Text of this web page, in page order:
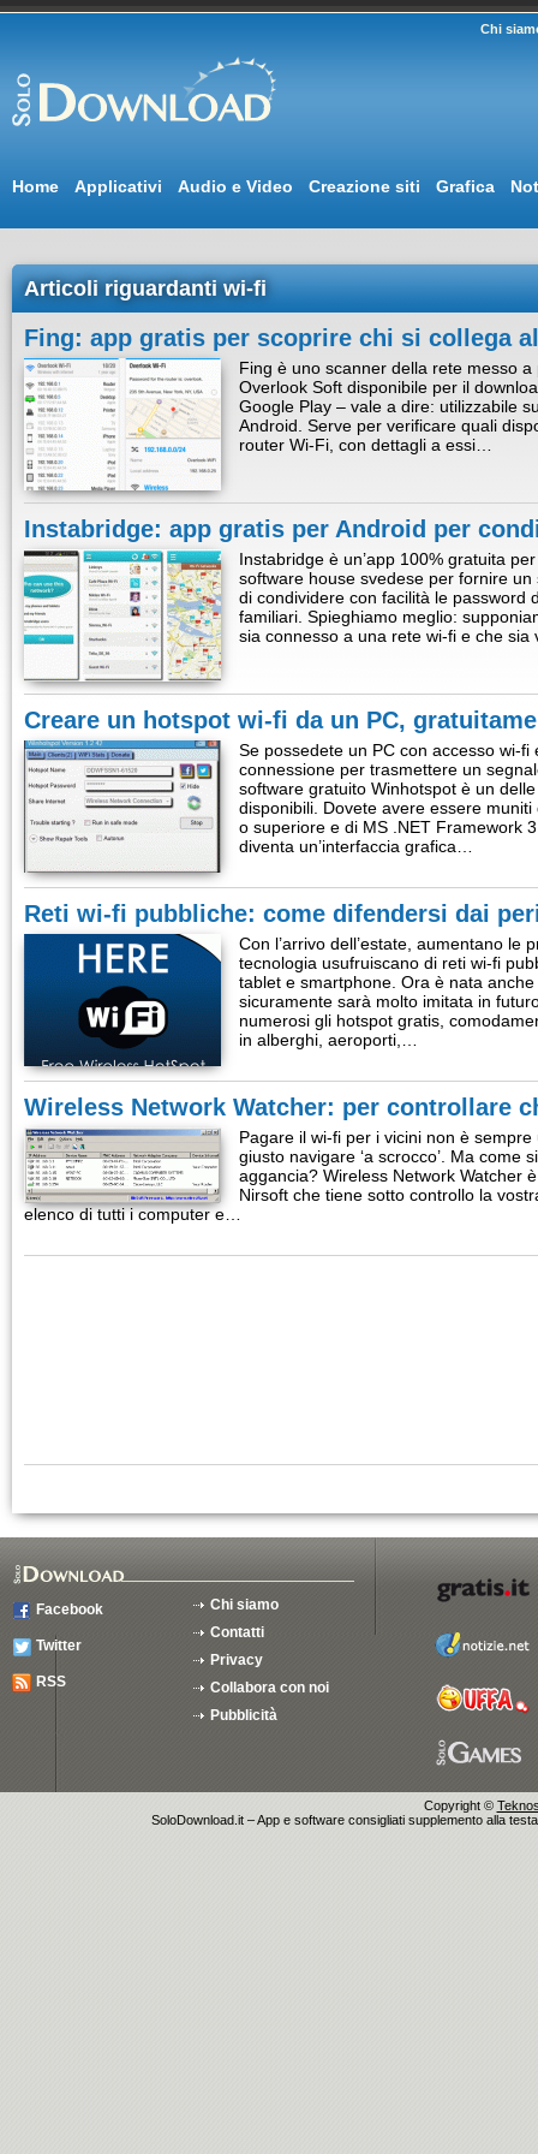
Chi
Home Applicativi Audio e Video Creazione siti Grafica
Articoli riguardanti wi-fi
Fing: app gratis per scoprire chi si collega
Fing è uno scanner della rete messo
Overlook Soft disponibile per il
Google Play – vale a dire: utilizzabile
Android. Serve per verificare quali
router Wi-Fi, con dettagli a essi…
Instabridge: app gratis per Android per
Instabridge è un’app 100% gratuita
software house svedese per fornire
di condividere con facilità le password
familiari. Spieghiamo meglio:
sia connesso a una rete wi-fi e che
Creare un hotspot wi-fi da un PC,
Se possedete un PC con accesso wi-
connessione per trasmettere un
software gratuito Winhotspot è un
disponibili. Dovete avere essere
o superiore e di MS .NET Framework
diventa un’interfaccia grafica…
Reti wi-fi pubbliche: come difendersi dai
Con l’arrivo dell’estate, aumentano le
tecnologia usufruiscano di reti wi-fi
tablet e smartphone. Ora è nata
sicuramente sarà molto imitata in
numerosi gli hotspot gratis,
in alberghi, aeroporti,…
Wireless Network Watcher: per controllare
Pagare il wi-fi per i vicini non è
giusto navigare ‘a scrocco’. Ma come
aggancia? Wireless Network Watcher
Nirsoft che tiene sotto controllo la
elenco di tutti i computer e…
Facebook
Twitter
RSS
Chi siamo
Contatti
Privacy
Collabora con noi
Pubblicità
Copyright ©
SoloDownload.it – App e software consigliati supplemento alla